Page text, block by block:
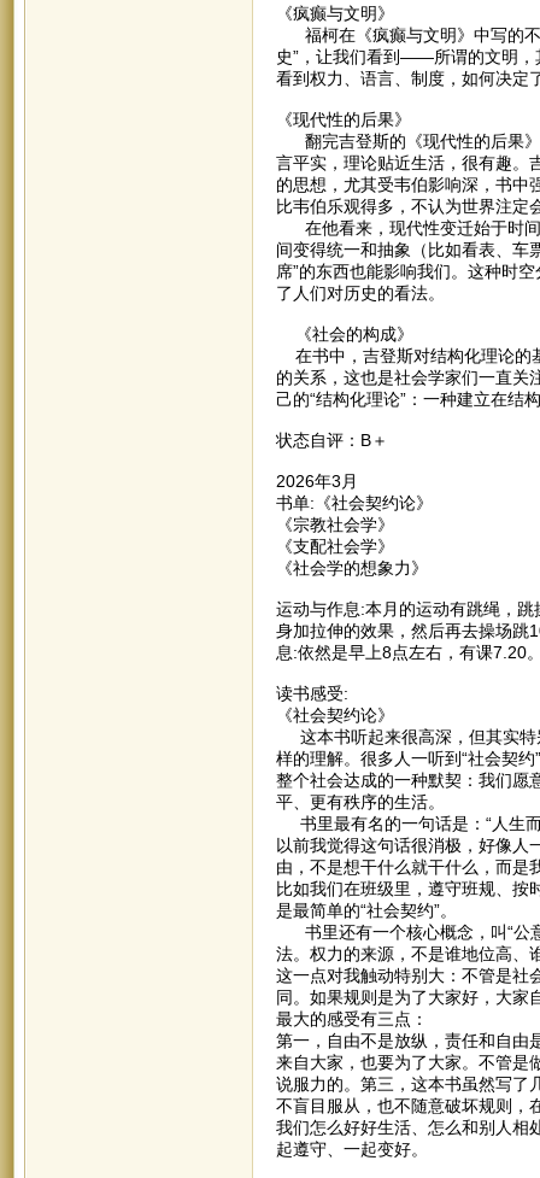
《疯癫与文明》
福柯在《疯癫与文明》中写的不
史”，让我们看到——所谓的文明，
看到权力、语言、制度，如何决定
《现代性的后果》
翻完吉登斯的《现代性的后果》
言平实，理论贴近生活，很有趣。
的思想，尤其受韦伯影响深，书中
比韦伯乐观得多，不认为世界注定
在他看来，现代性变迁始于时间
间变得统一和抽象（比如看表、车
席”的东西也能影响我们。这种时
了人们对历史的看法。
《社会的构成》
在书中，吉登斯对结构化理论的
的关系，这也是社会学家们一直关
己的“结构化理论”：一种建立在结
状态自评：B＋
2026年3月
书单:《社会契约论》
《宗教社会学》
《支配社会学》
《社会学的想象力》
运动与作息:本月的运动有跳绳，
身加拉伸的效果，然后再去操场跳
息:依然是早上8点左右，有课7.20
读书感受:
《社会契约论》
这本书听起来很高深，但其实特
样的理解。很多人一听到“社会契
整个社会达成的一种默契：我们愿
平、更有秩序的生活。
书里最有名的一句话是：“人生
以前我觉得这句话很消极，好像人
由，不是想干什么就干什么，而是
比如我们在班级里，遵守班规、按
是最简单的“社会契约”。
书里还有一个核心概念，叫“公
法。权力的来源，不是谁地位高、
这一点对我触动特别大：不管是社
同。如果规则是为了大家好，大家
最大的感受有三点：
第一，自由不是放纵，责任和自由
来自大家，也要为了大家。不管是
说服力的。第三，这本书虽然写了
不盲目服从，也不随意破坏规则，
我们怎么好好生活、怎么和别人相
起遵守、一起变好。